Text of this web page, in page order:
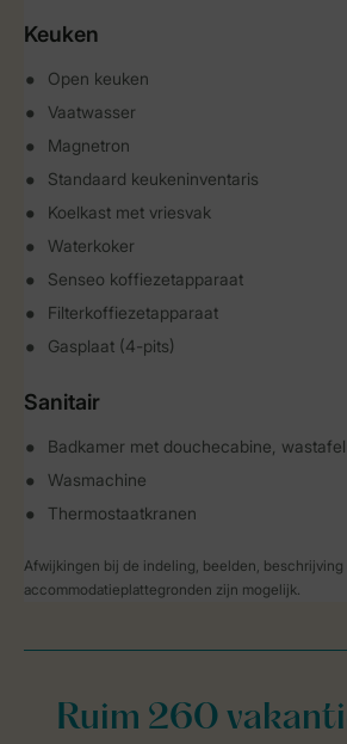
Keuken
Open keuken
Vaatwasser
Magnetron
Standaard keukeninventaris
Koelkast met vriesvak
Waterkoker
Senseo koffiezetapparaat
Filterkoffiezetapparaat
Gasplaat (4-pits)
Sanitair
Badkamer met douchecabine,
Wasmachine
Thermostaatkranen
Afwijkingen bij de indeling, beelden, beschrijving
accommodatieplattegronden zijn mogelijk.
Ruim 260